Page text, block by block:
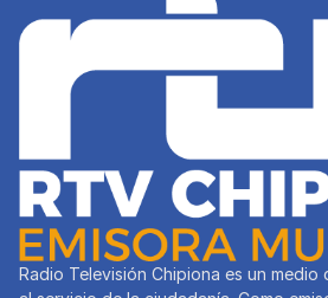
Radio Televisión Chipiona es un medio